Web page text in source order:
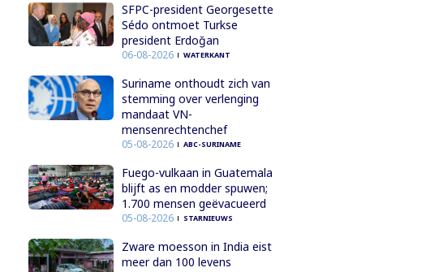
SFPC-president Georgesette
Sédo ontmoet Turkse
president Erdoğan
06-08-2026 WATERKANT
Suriname onthoudt zich van
stemming over verlenging
mandaat VN-
mensenrechtenchef
05-08-2026 ABC-SURINAME
Fuego-vulkaan in Guatemala
blijft as en modder spuwen;
1.700 mensen geëvacueerd
05-08-2026 STARNIEUWS
Zware moesson in India eist
meer dan 100 levens